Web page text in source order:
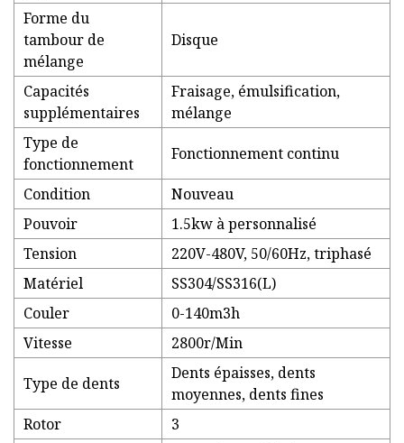
Forme du
tambour de
mélange
Disque
Capacités
supplémentaires
Fraisage, émulsification,
mélange
Type de
fonctionnement
Fonctionnement continu
Condition
Nouveau
Pouvoir
1.5kw à personnalisé
Tension
220V-480V, 50/60Hz, triphasé
Matériel
SS304/SS316(L)
Couler
0-140m3h
Vitesse
2800r/Min
Type de dents
Dents épaisses, dents
moyennes, dents fines
Rotor
3